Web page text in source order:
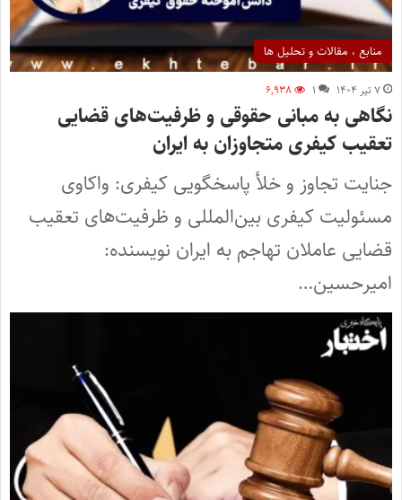
منابع ، مقالات و تحلیل ها
۷ تیر ۱۴۰۴ ۱ ۶,۹۳۸
نگاهی به مبانی حقوقی و ظرفیت‌های قضایی
تعقیب کیفری متجاوزان به ایران
جنایت تجاوز و خلأ پاسخگویی کیفری: واکاوی
مسئولیت کیفری بین‌المللی و ظرفیت‌های تعقیب
قضایی عاملان تهاجم به ایران نویسنده:
امیرحسین…